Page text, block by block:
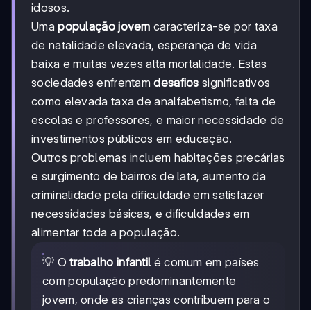
idosos.
Umapopulação jovem caracteriza-se por taxa
de natalidade elevada, esperança de vida
baixa e muitas vezes alta mortalidade. Estas
sociedades enfrentamdesafios significativos
como elevada taxa de analfabetismo, falta de
escolas e professores, e maior necessidade de
investimentos públicos em educação.
Outros problemas incluem habitações precárias
e surgimento de bairros de lata, aumento da
criminalidade pela dificuldade em satisfazer
necessidades básicas, e dificuldades em
alimentar toda a população.
💡 Otrabalho infantil é comum em países
com população predominantemente
jovem, onde as crianças contribuem para o